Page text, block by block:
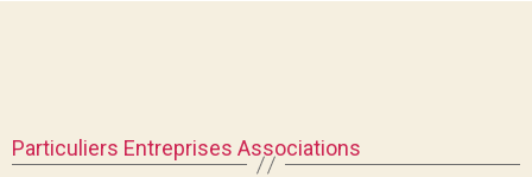
Particuliers Entreprises Associations